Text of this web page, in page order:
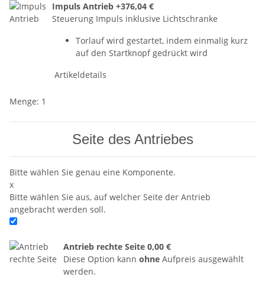
Impuls Antrieb +376,04 €
Steuerung Impuls inklusive Lichtschranke
Torlauf wird gestartet, indem einmalig kurz
auf den Startknopf gedrückt wird
Artikeldetails
Menge: 1
Seite des Antriebes
Bitte wählen Sie genau eine Komponente.
x
Bitte wählen Sie aus, auf welcher Seite der Antrieb
angebracht werden soll.
Antrieb rechte Seite 0,00 €
Diese Option kann ohneAufpreis ausgewählt
werden.